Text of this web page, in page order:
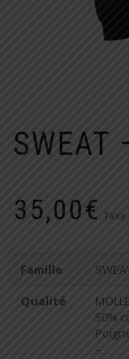
SWEAT
35,00€
Famille
Qualité
50%
–